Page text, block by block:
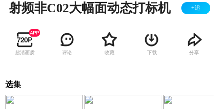
射频非C02大幅面动态打标机 +追
超清画质 评论 收藏 下载 分享
选集